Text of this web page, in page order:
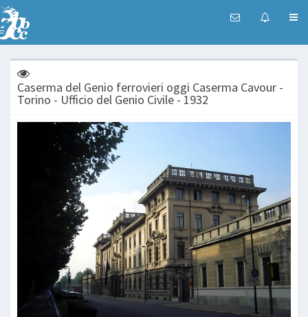
Caserma del Genio ferrovieri oggi Caserma Cavour -
Torino - Ufficio del Genio Civile - 1932